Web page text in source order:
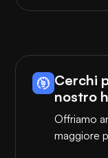
Cerchi
nostro
Offriamo
maggiore